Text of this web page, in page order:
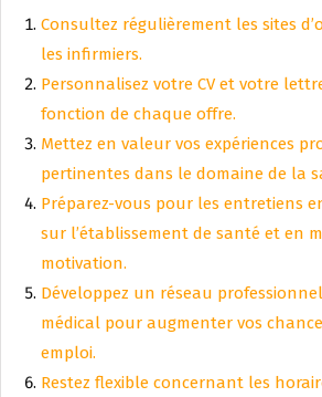
Consultez régulièrement les sites
les infirmiers.
Personnalisez votre CV et votre
fonction de chaque offre.
Mettez en valeur vos expériences
pertinentes dans le domaine de la
Préparez-vous pour les entretiens
sur l’établissement de santé et en
motivation.
Développez un réseau
médical pour augmenter vos
emploi.
Restez flexible concernant les